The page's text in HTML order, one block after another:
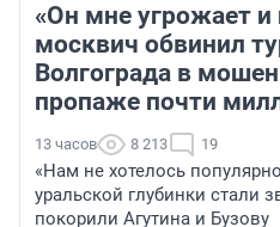
«Он мне угрожает
москвич обвинил
Волгограда в
пропаже почти
13 часов 8 213 19
«Нам не хотелось
уральской глубинки стали
покорили Агутина и Бузову